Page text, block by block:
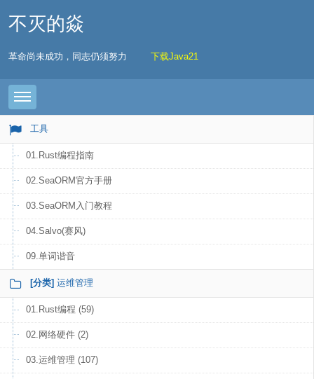
不灭的焱
革命尚未成功，同志仍须努力 下载Java21
Toggle navigation
工具
01.Rust编程指南
02.SeaORM官方手册
03.SeaORM入门教程
04.Salvo(赛风)
09.单词谐音
[分类] 运维管理
01.Rust编程 (59)
02.网络硬件 (2)
03.运维管理 (107)